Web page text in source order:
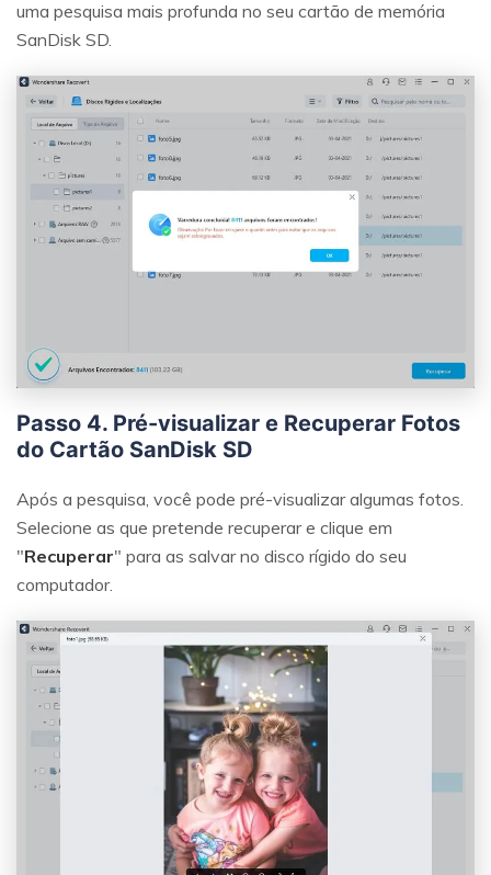
uma pesquisa mais profunda no seu cartão de memória
SanDisk SD.
Passo 4. Pré-visualizar e Recuperar Fotos
do Cartão SanDisk SD
Após a pesquisa, você pode pré-visualizar algumas fotos.
Selecione as que pretende recuperar e clique em
"Recuperar" para as salvar no disco rígido do seu
computador.